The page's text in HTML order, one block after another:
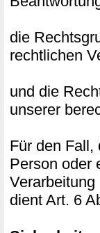
die
rechtlichen
und die
unserer
Für den Fall,
Person oder
dient Art. 6